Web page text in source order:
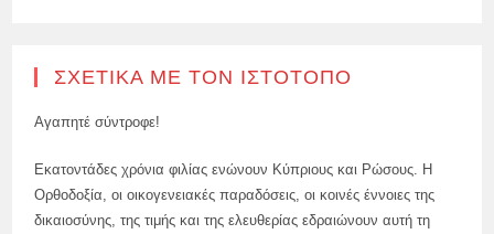
ΣΧΕΤΙΚΆ ΜΕ ΤΟΝ ΙΣΤΌΤΟΠΟ
Αγαπητέ σύντροφε!
Εκατοντάδες χρόνια φιλίας ενώνουν Κύπριους και Ρώσους. Η
Ορθοδοξία, οι οικογενειακές παραδόσεις, οι κοινές έννοιες της
δικαιοσύνης, της τιμής και της ελευθερίας εδραιώνουν αυτή τη